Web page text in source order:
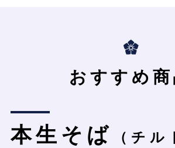
おすすめ商
本生そば （チル